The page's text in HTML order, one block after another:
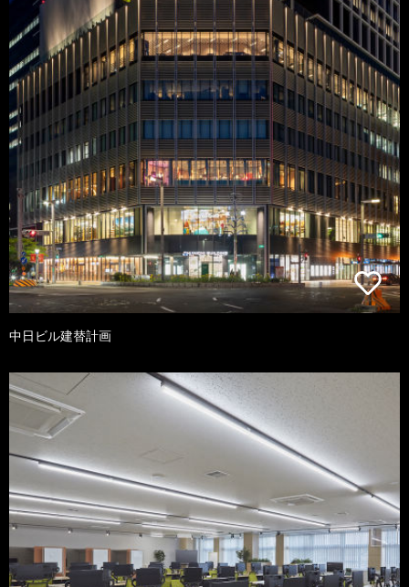
中日ビル建替計画